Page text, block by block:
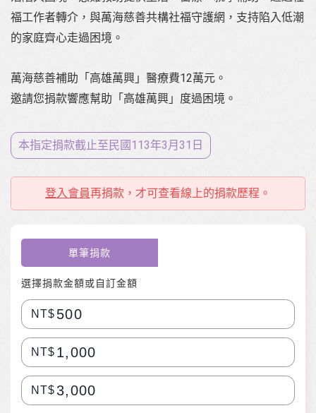
福工作者轉介，與萬海慈善共構社福守護網，支持陷入低潮
的家庭齊心走過困境。
萬海慈善補助「高雄萬興」醫療費12萬元。
邀請您捐款響應幫助「高雄萬興」度過困境。
本指定捐款截止至⺠國113年3月31日
登入會員再捐款，才可查看線上的捐款歷程。
單筆捐款
選擇捐款金額或自訂金額
NT$ 500
NT$ 1,000
NT$ 3,000